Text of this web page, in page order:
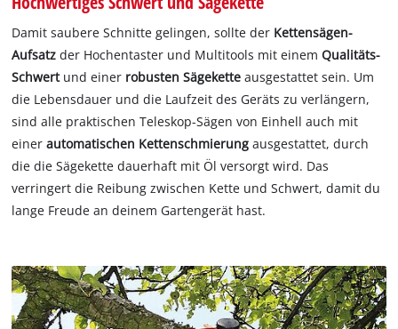
Damit saubere Schnitte gelingen, sollte der Kettensägen-
Aufsatzder Hochentaster und Multitools mit einemQualitäts-
Schwertund einer robusten Sägekette ausgestattet sein. Um
die Lebensdauer und die Laufzeit des Geräts zu verlängern,
sind alle praktischen Teleskop-Sägen von Einhell auch mit
einerautomatischen Kettenschmierung ausgestattet, durch
die die Sägekette dauerhaft mit Öl versorgt wird. Das
verringert die Reibung zwischen Kette und Schwert, damit du
lange Freude an deinem Gartengerät hast.